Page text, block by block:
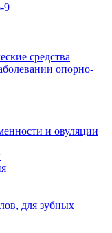
9
средства
опорно-
и овуляции
для зубных